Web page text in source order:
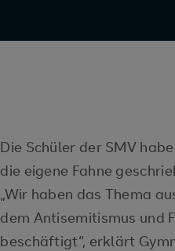
Die Schüler der SMV
die eigene Fahne
„Wir haben das Thema
dem Antisemitismus und
beschäftigt“, erklärt